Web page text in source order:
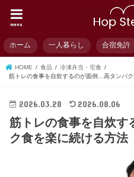
menu
ホーム 一人暮らし 合宿免許
HOME 食品
冷凍弁当・宅食
筋トレの食事を自炊するのが面倒…高タンパ
2026.03.28 2026.08.06
筋トレの食事を自炊
ク食を楽に続ける方法